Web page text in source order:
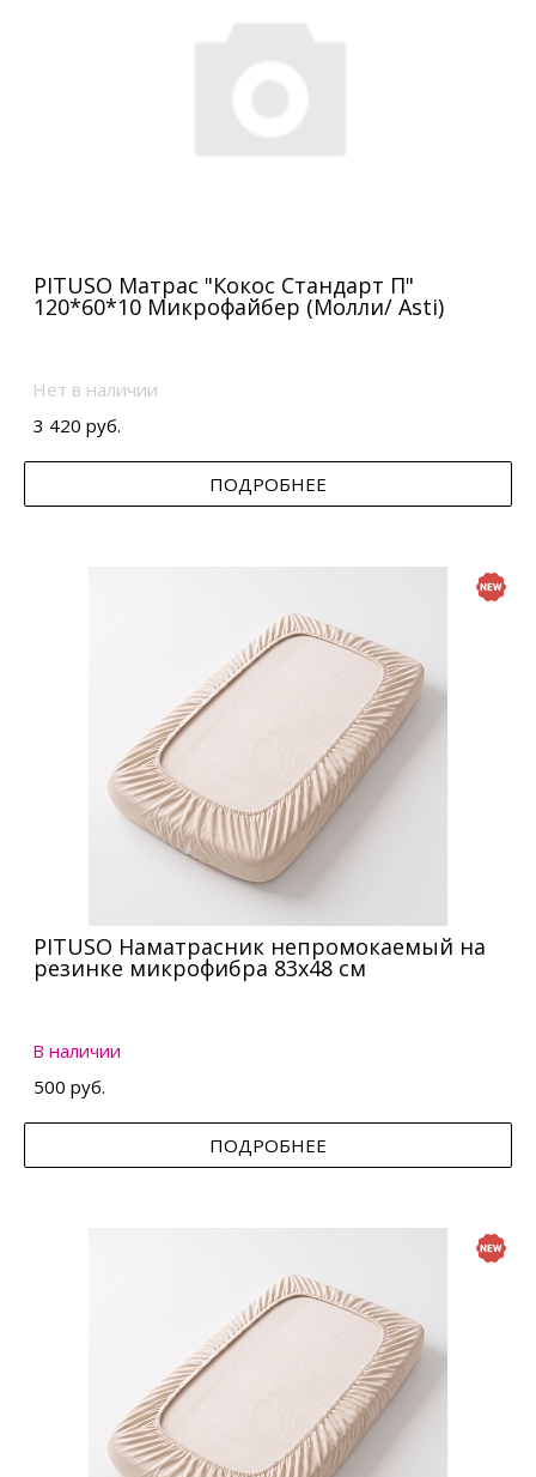
PITUSO Матрас "Кокос Стандарт П"
120*60*10 Микрофайбер (Молли/ Asti)
Нет в наличии
3 420 руб.
ПОДРОБНЕЕ
PITUSO Наматрасник непромокаемый на
резинке микрофибра 83х48 см
В наличии
500 руб.
ПОДРОБНЕЕ